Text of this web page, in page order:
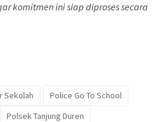
komitmen ini siap diproses secara
Sekolah
Police Go To School
Polsek Tanjung Duren